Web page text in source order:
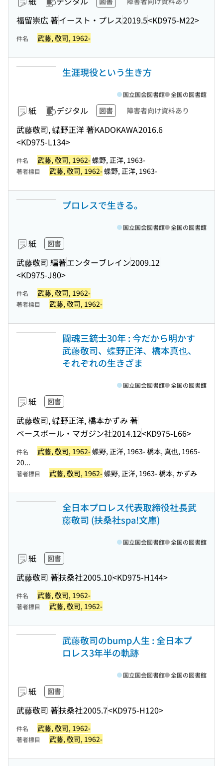
福留崇広 著イースト・プレス2019.5<KD975-M22>
件名 武藤, 敬司, 1962-
生涯現役という生き方
紙 デジタル 図書 障害者向け資料あり
武藤敬司, 蝶野正洋 著KADOKAWA2016.6
<KD975-L134>
国立国会図書館 全国の図書館
件名 武藤, 敬司, 1962-蝶野, 正洋, 1963-
著者標目 武藤, 敬司, 1962-蝶野, 正洋, 1963-
プロレスで生きる。
紙 図書
武藤敬司 編著エンターブレイン2009.12
<KD975-J80>
国立国会図書館 全国の図書館
件名 武藤, 敬司, 1962-
著者標目 武藤, 敬司, 1962-
闘魂三銃士30年 : 今だから明かす
武藤敬司、蝶野正洋、橋本真也、
それぞれの生きざま
紙 図書
武藤敬司, 蝶野正洋, 橋本かずみ 著
ベースボール・マガジン社2014.12<KD975-L66>
国立国会図書館 全国の図書館
件名 武藤, 敬司, 1962-蝶野, 正洋, 1963- 橋本, 真也, 1965-
20...
著者標目 武藤, 敬司, 1962-蝶野, 正洋, 1963- 橋本, かずみ
全日本プロレス代表取締役社長武
藤敬司 (扶桑社spa!文庫)
紙 図書
武藤敬司 著扶桑社2005.10<KD975-H144>
国立国会図書館 全国の図書館
件名 武藤, 敬司, 1962-
著者標目 武藤, 敬司, 1962-
武藤敬司のbump人生 : 全日本プ
ロレス3年半の軌跡
紙 図書
武藤敬司 著扶桑社2005.7<KD975-H120>
国立国会図書館 全国の図書館
件名 武藤, 敬司, 1962-
著者標目 武藤, 敬司, 1962-